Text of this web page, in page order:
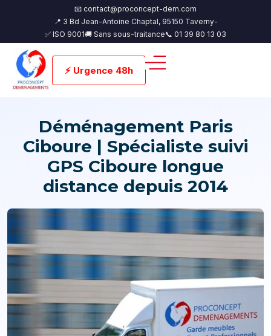
📧 contact@proconcept-dem.com
📍 3 Bd Jean-Antoine Chaptal, 95150 Taverny-
✅ ISO 9001🚚 Sans sous-traitance📞 01 39 80 13 03
⚡ Urgence 48h
Déménagement Paris
Ciboure | Spécialiste suivi
GPS Ciboure longue
distance depuis 2014